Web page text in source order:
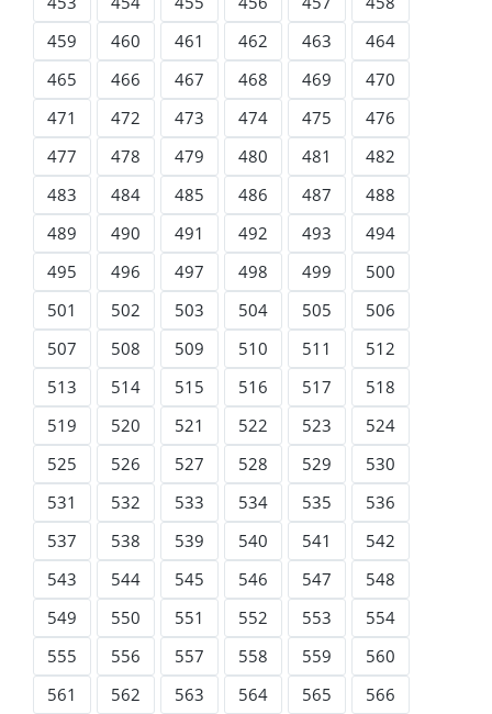
459
460 461 462 463
464
465
466 467 468 469
470
471
472 473 474 475
476
477
478 479 480 481
482
483
484 485 486 487
488
489
490 491 492 493
494
495
496 497 498 499
500
501
502 503 504 505
506
507
508 509 510 511
512
513
514 515 516 517
518
519
520 521 522 523
524
525
526 527 528 529
530
531
532 533 534 535
536
537
538 539 540 541
542
543
544 545 546 547
548
549
550 551 552 553
554
555
556 557 558 559
560
561
562 563 564 565
566